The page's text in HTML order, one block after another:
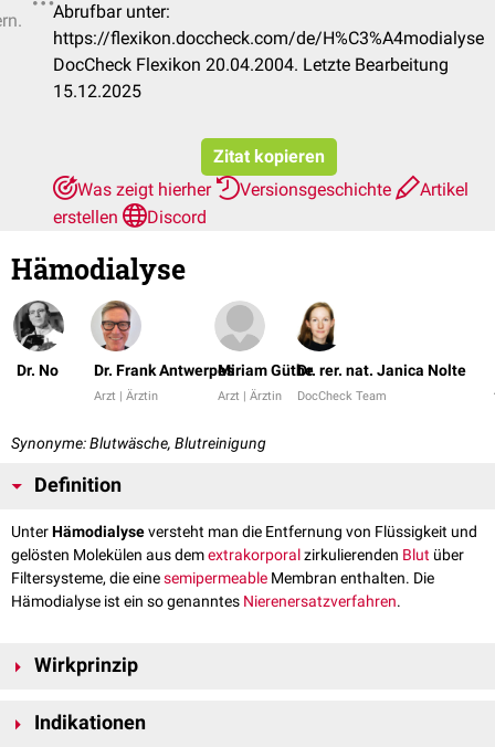
Abrufbar unter:
https://flexikon.doccheck.com/de/H%C3%A4modialyse
DocCheck Flexikon 20.04.2004. Letzte Bearbeitung
15.12.2025
Zitat kopieren
Was zeigt hierher
Versionsgeschichte
Artikel
erstellen
Discord
Hämodialyse
Dr. No Dr. Frank Antwerpes
Arzt | Ärztin
Miriam Güthe
Arzt | Ärztin
Dr. rer. nat. Janica Nolte
DocCheck Team
Synonyme: Blutwäsche, Blutreinigung
Definition
UnterHämodialyseversteht man die Entfernung von Flüssigkeit und
gelösten Molekülen aus demextrakorporalzirkulierenden Blut über
Filtersysteme, die einesemipermeable Membran enthalten. Die
Hämodialyse ist ein so genanntes Nierenersatzverfahren.
Wirkprinzip
Indikationen